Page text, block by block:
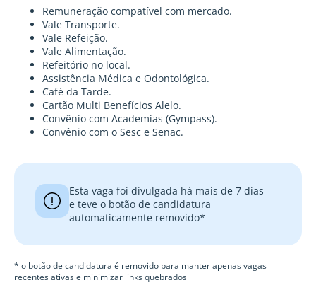
Remuneração compatível com mercado.
Vale Transporte.
Vale Refeição.
Vale Alimentação.
Refeitório no local.
Assistência Médica e Odontológica.
Café da Tarde.
Cartão Multi Benefícios Alelo.
Convênio com Academias (Gympass).
Convênio com o Sesc e Senac.
Esta vaga foi divulgada há mais de 7 dias
e teve o botão de candidatura
automaticamente removido*
* o botão de candidatura é removido para manter apenas vagas
recentes ativas e minimizar links quebrados